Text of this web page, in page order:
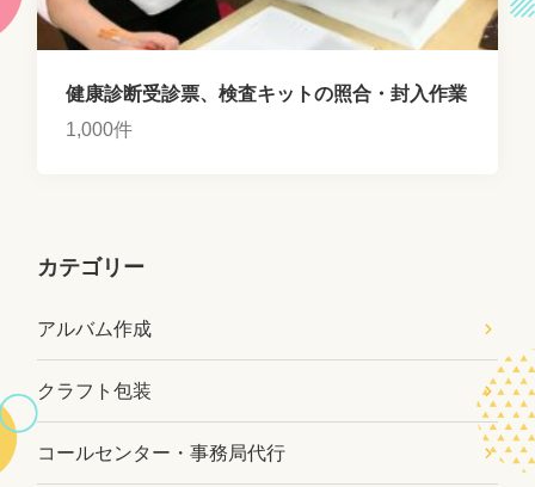
健康診断受診票、検査キットの照合・封入作業
1,000件
カテゴリー
アルバム作成
クラフト包装
コールセンター・事務局代行